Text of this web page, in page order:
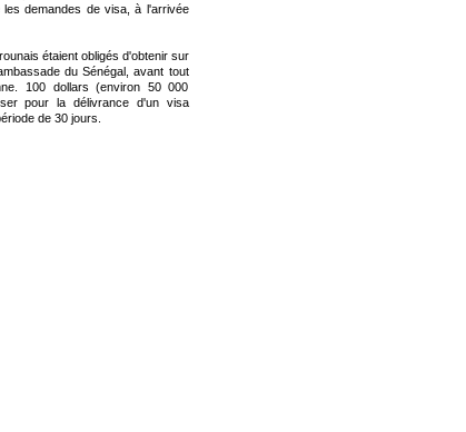
les demandes de visa, à l'arrivée
étaient obligés d'obtenir sur
du Sénégal, avant tout
100 dollars (environ 50 000
pour la délivrance d'un visa
de 30 jours.